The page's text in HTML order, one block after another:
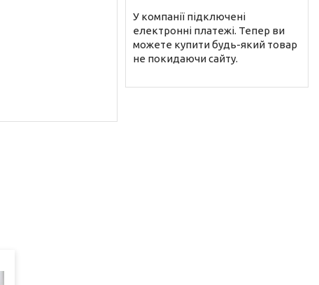
У компанії підключені
електронні платежі. Тепер ви
можете купити будь-який товар
не покидаючи сайту.